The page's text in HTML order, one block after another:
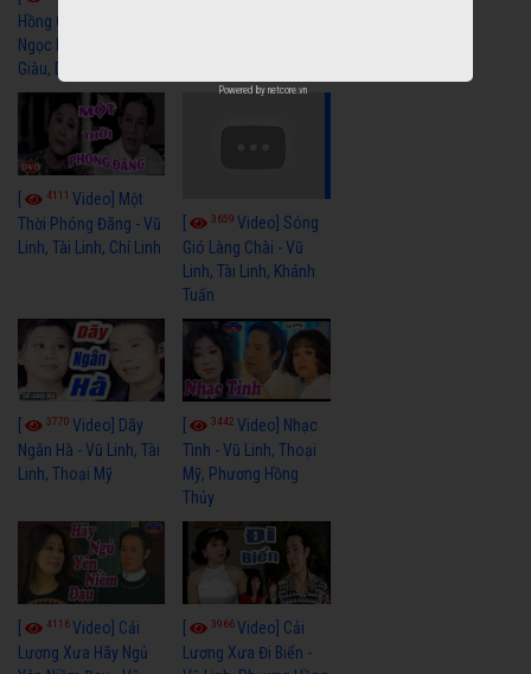
Hồng Cài Áo - Vũ Linh,
Ngọc Huyền, Ngọc
Giàu, Diệp Lang
4111 Video] Một
Thời Phóng Đãng - Vũ
Linh, Tài Linh, Chí Linh
3659Video] Sóng
Gió Làng Chài - Vũ
Linh, Tài Linh, Khánh
Tuấn
3770 Video] Dãy
Ngân Hà - Vũ Linh, Tài
Linh, Thoại Mỹ
3442Video] Nhạc
Tình - Vũ Linh, Thoại
Mỹ, Phương Hồng
Thủy
4116Video] Cải
Lương Xưa Hãy Ngủ
3966Video] Cải
Lương Xưa Đi Biển -
Powered by netcore.vn